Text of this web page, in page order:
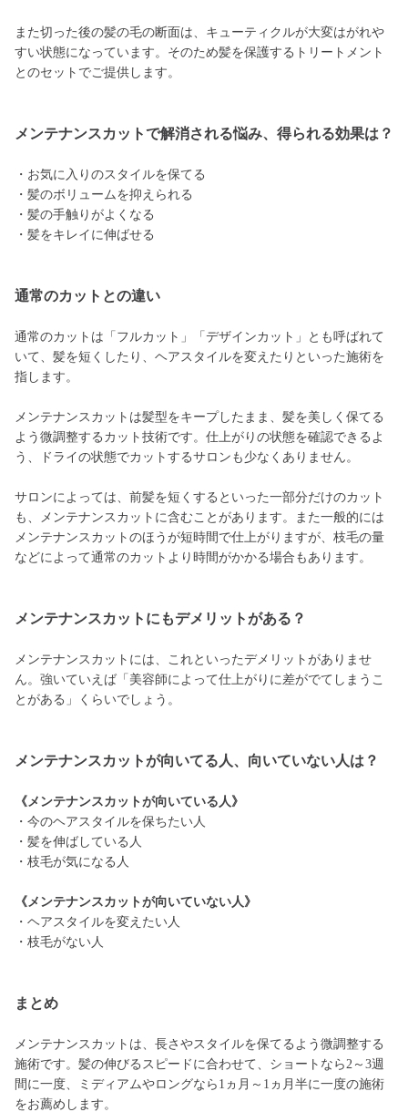
また切った後の髪の毛の断面は、キューティクルが大変はがれや
すい状態になっています。そのため髪を保護するトリートメント
とのセットでご提供します。
メンテナンスカットで解消される悩み、得られる効果は？
・お気に入りのスタイルを保てる
・髪のボリュームを抑えられる
・髪の手触りがよくなる
・髪をキレイに伸ばせる
通常のカットとの違い
通常のカットは「フルカット」「デザインカット」とも呼ばれて
いて、髪を短くしたり、ヘアスタイルを変えたりといった施術を
指します。
メンテナンスカットは髪型をキープしたまま、髪を美しく保てる
よう微調整するカット技術です。仕上がりの状態を確認できるよ
う、ドライの状態でカットするサロンも少なくありません。
サロンによっては、前髪を短くするといった一部分だけのカット
も、メンテナンスカットに含むことがあります。また一般的には
メンテナンスカットのほうが短時間で仕上がりますが、枝毛の量
などによって通常のカットより時間がかかる場合もあります。
メンテナンスカットにもデメリットがある？
メンテナンスカットには、これといったデメリットがありませ
ん。強いていえば「美容師によって仕上がりに差がでてしまうこ
とがある」くらいでしょう。
メンテナンスカットが向いてる人、向いていない人は？
《メンテナンスカットが向いている人》
・今のヘアスタイルを保ちたい人
・髪を伸ばしている人
・枝毛が気になる人
《メンテナンスカットが向いていない人》
・ヘアスタイルを変えたい人
・枝毛がない人
まとめ
メンテナンスカットは、長さやスタイルを保てるよう微調整する
施術です。髪の伸びるスピードに合わせて、ショートなら2～3週
間に一度、ミディアムやロングなら1ヵ月～1ヵ月半に一度の施術
をお薦めします。